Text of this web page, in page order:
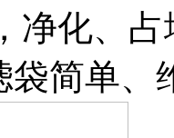
净化、
简单、